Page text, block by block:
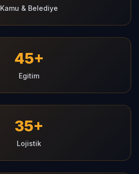
Kamu & Belediye
45+
Egitim
35+
Lojistik